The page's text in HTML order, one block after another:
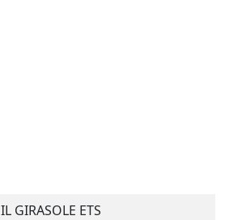
IL GIRASOLE ETS